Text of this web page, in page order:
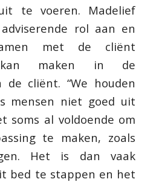
te voeren. Madelief
rol aan en
met de cliënt
kan maken in de
de cliënt. “We houden
mensen niet goed uit
soms al voldoende om
te maken, zoals
Het is dan vaak
bed te stappen en het